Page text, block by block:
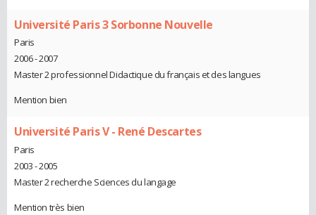
Université Paris 3 Sorbonne Nouvelle
Paris
2006 - 2007
Master 2 professionnel Didactique du français et des langues
Mention bien
Université Paris V - René Descartes
Paris
2003 - 2005
Master 2 recherche Sciences du langage
Mention très bien